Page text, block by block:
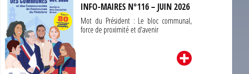
INFO-MAIRES N°116 – JUIN 2026
Mot du Président : Le bloc communal,
force de proximité et d'avenir